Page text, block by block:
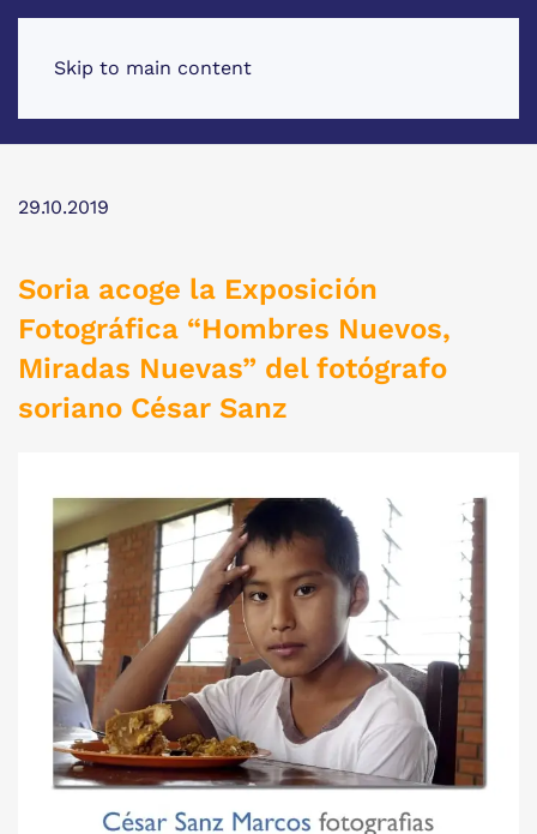
Skip to main content
29.10.2019
Soria acoge la Exposición
Fotográfica “Hombres Nuevos,
Miradas Nuevas” del fotógrafo
soriano César Sanz